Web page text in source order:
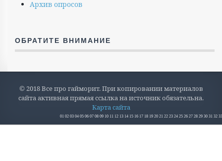
Архив опросов
ОБРАТИТЕ ВНИМАНИЕ
© 2018 Все про гайморит. При копировании материалов
сайта активная прямая ссылка на источник обязательна.
Карта сайта
01 02 03 04 05 06 07 08 09 10 11 12 13 14 15 16 17 18 19 20 21 22 23 24 25 26 27 28 29 30 31 32 33